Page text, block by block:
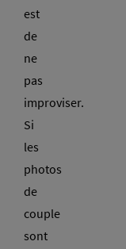
est
de
ne
pas
improviser.
Si
les
photos
de
couple
sont